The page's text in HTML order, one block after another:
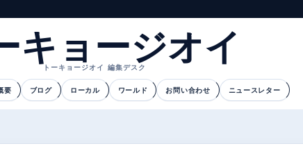
キョージオイ
トーキョージオイ 編集デスク
要 ブログ ローカル ワールド お問い合わせ ニュースレター